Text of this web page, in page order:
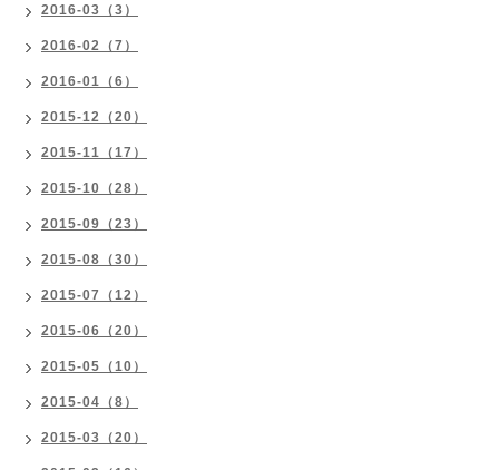
2016-03（3）
2016-02（7）
2016-01（6）
2015-12（20）
2015-11（17）
2015-10（28）
2015-09（23）
2015-08（30）
2015-07（12）
2015-06（20）
2015-05（10）
2015-04（8）
2015-03（20）